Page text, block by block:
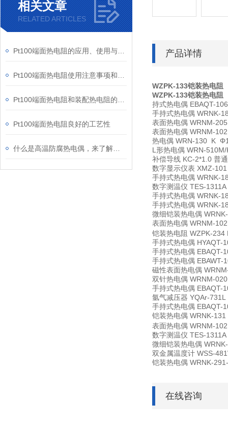
相关文章
RELATED ARTICLES
Pt100端面热电阻良好的工艺性
产品详情
WZPK-133铠装热电阻
WZPK-133铠装热电阻
持式热电偶 EBAQT-
手持式热电偶 WRNK-
表面热电偶 WRNM-205
表面热电偶 WRNM-
热电偶 WRN-130 K
L形热电偶 WRN-
补偿导线 KC-2*1.0 普
数字显示仪表 XMZ-
手持式热电偶 WRNK-
数字测温仪 TES-1311A
手持式热电偶 WRNK-
手持式热电偶 WRNK-
微细铠装热电偶
表面热电偶 WRNM-
铠装热电阻 WZPK-
手持式热电偶 HYAQT-
手持式热电偶 EBAQT-
手持式热电偶 EBAWT-
磁性表面热电偶
双针热电偶 WRNM-020
手持式热电偶 EBAQT-
氩气减压器 YQAr-731L
手持式热电偶 EBAQT-
铠装热电偶 WRNK-
表面热电偶 WRNM-
数字测温仪 TES-1311A
微细铠装热电偶
双金属温度计 WSS-
铠装热电偶 WRNK-
在线咨询